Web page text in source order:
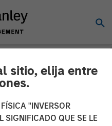
sitio, elija entre
"INVERSOR
SIGNIFICADO QUE SE LE
Metra